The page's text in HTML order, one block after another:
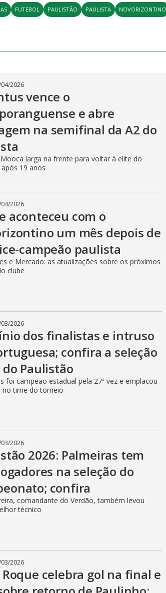
FUTEBOL PAULISTÃO PAULISTA NOVORIZONTINO
2026
vence o
e abre
na semifinal da A2 do
larga na frente para voltar à elite do
19 anos
2026
aconteceu com o
um mês depois de
campeão paulista
e Mercado: as atualizações sobre os próximos
clube
2026
dos finalistas e intruso
confira a seleção
Paulistão
foi campeão estadual pela 27ª vez e emplacou
no time do torneio
2026
2026: Palmeiras tem
na seleção do
confira
comandante do Verdão, também levou
técnico
2026
celebra gol na final e